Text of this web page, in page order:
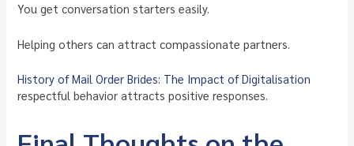
You get conversation starters easily.
Helping others can attract compassionate partners.
History of Mail Order Brides: The Impact of Digitalisation
respectful behavior attracts positive responses.